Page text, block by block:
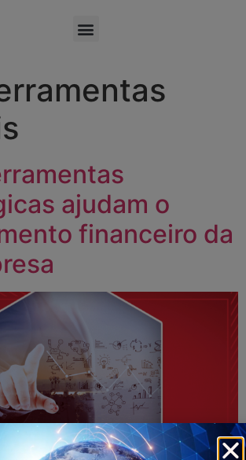
ajudam o
financeiro da